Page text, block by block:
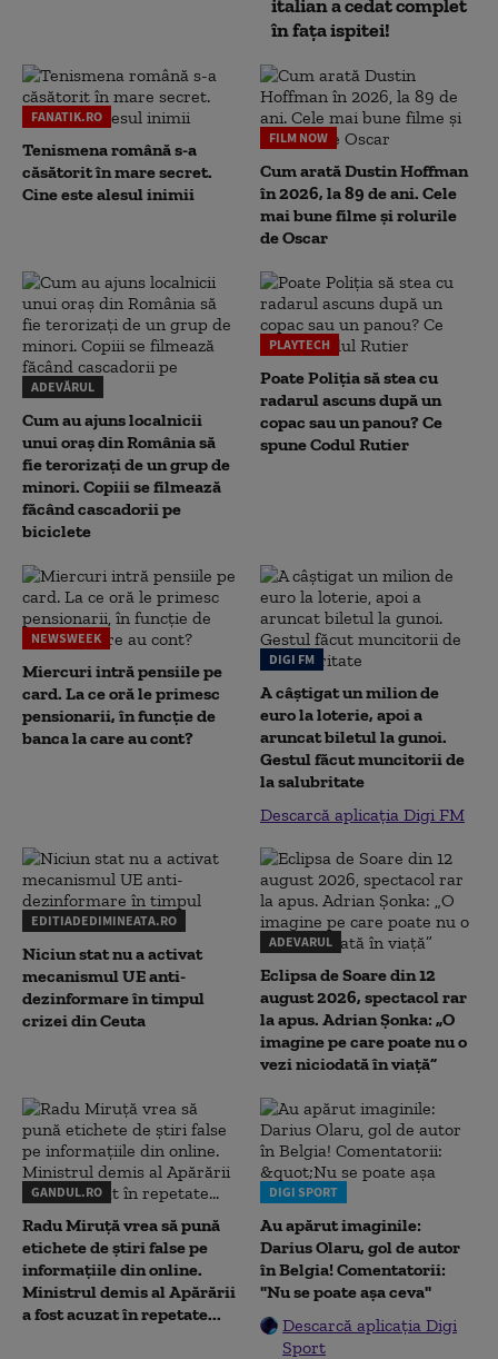
italian a cedat complet
în fața ispitei!
FANATIK.RO
Tenismena română s-a
căsătorit în mare secret.
Cine este alesul inimii
FILM NOW
Cum arată Dustin Hoffman
în 2026, la 89 de ani. Cele
mai bune filme și rolurile
de Oscar
ADEVĂRUL
Cum au ajuns localnicii
unui oraș din România să
fie terorizați de un grup de
minori. Copiii se filmează
făcând cascadorii pe
biciclete
PLAYTECH
Poate Poliția să stea cu
radarul ascuns după un
copac sau un panou? Ce
spune Codul Rutier
NEWSWEEK
Miercuri intră pensiile pe
card. La ce oră le primesc
pensionarii, în funcție de
banca la care au cont?
DIGI FM
A câștigat un milion de
euro la loterie, apoi a
aruncat biletul la gunoi.
Gestul făcut muncitorii de
la salubritate
Descarcă aplicația Digi FM
EDITIADEDIMINEATA.RO
Niciun stat nu a activat
mecanismul UE anti-
dezinformare în timpul
crizei din Ceuta
ADEVARUL
Eclipsa de Soare din 12
august 2026, spectacol rar
la apus. Adrian Șonka: „O
imagine pe care poate nu o
vezi niciodată în viață”
GANDUL.RO
Radu Miruţă vrea să pună
etichete de știri false pe
informațiile din online.
Ministrul demis al Apărării
a fost acuzat în repetate...
DIGI SPORT
Au apărut imaginile:
Darius Olaru, gol de autor
în Belgia! Comentatorii:
"Nu se poate așa ceva"
Descarcă aplicația Digi
Sport